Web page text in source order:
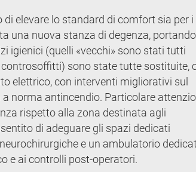
elevare lo standard di comfort sia per i
una nuova stanza di degenza,
igienici (quelli «vecchi» sono stati tutti
sono state tutte sostituite,
elettrico, con interventi migliorativi sul
norma antincendio. Particolare
rispetto alla zona destinata agli
di adeguare gli spazi dedicati
e un ambulatorio
e ai controlli post-operatori.